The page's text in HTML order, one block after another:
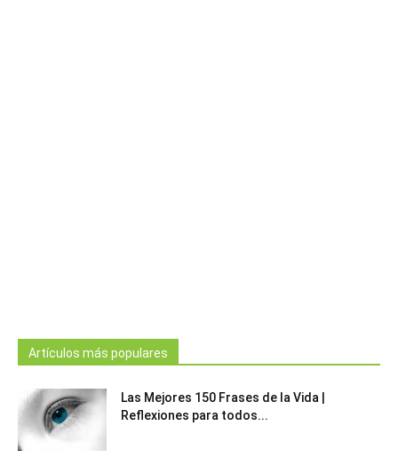
Artículos más populares
Las Mejores 150 Frases de la Vida |
Reflexiones para todos...